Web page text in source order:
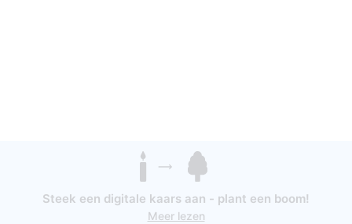
Steek een digitale kaars aan - plant een boom!
Meer lezen